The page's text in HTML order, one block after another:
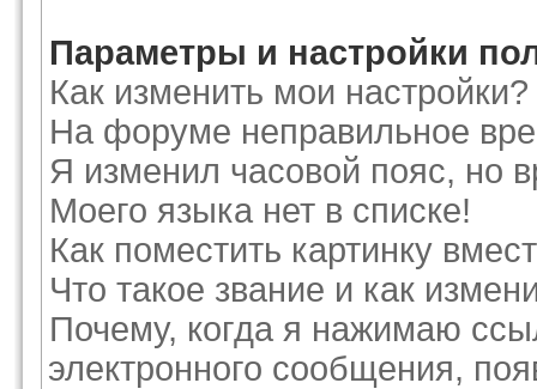
Параметры и настройки
Как изменить мои настройки?
На форуме неправильное
Я изменил часовой пояс, но
Моего языка нет в списке!
Как поместить картинку
Что такое звание и как
Почему, когда я нажимаю
электронного сообщения,